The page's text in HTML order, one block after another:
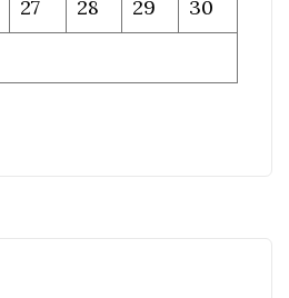
27 28 29
30